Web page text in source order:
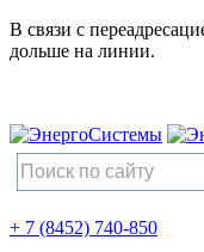
В связи с
дольше на линии.
+ 7 (8452) 740-850